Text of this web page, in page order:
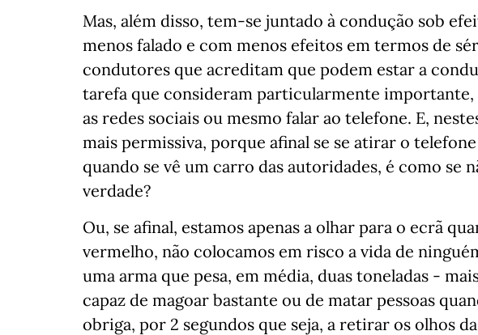
Mas, além disso, tem-se juntado à condução sob
menos falado e com menos efeitos em termos de
condutores que acreditam que podem estar a
tarefa que consideram particularmente importante,
as redes sociais ou mesmo falar ao telefone. E,
mais permissiva, porque afinal se se atirar o
quando se vê um carro das autoridades, é como se
verdade?
Ou, se afinal, estamos apenas a olhar para o ecrã
vermelho, não colocamos em risco a vida de
uma arma que pesa, em média, duas toneladas -
capaz de magoar bastante ou de matar pessoas
obriga, por 2 segundos que seja, a retirar os olhos